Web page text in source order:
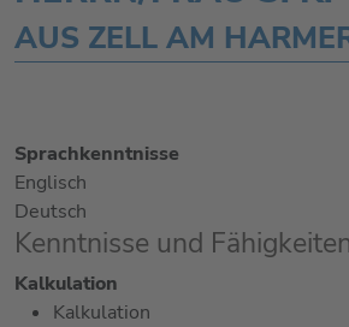
AUS ZELL AM
Sprachkenntnisse
Englisch
Deutsch
Kenntnisse und Fähigkeiten
Kalkulation
Kalkulation